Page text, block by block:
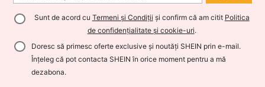
Sunt de acord cu Termeni și Condiții și confirm că am citit Politica
de confidențialitate și cookie-uri.
Doresc să primesc oferte exclusive și noutăți SHEIN prin e-mail.
Înțeleg că pot contacta SHEIN în orice moment pentru a mă
dezabona.